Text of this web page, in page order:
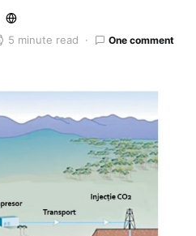
5 minute read One comment